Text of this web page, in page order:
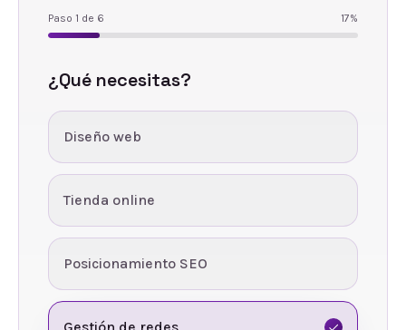
Paso 1 de 6 17%
¿Qué necesitas?
Diseño web
Tienda online
Posicionamiento SEO